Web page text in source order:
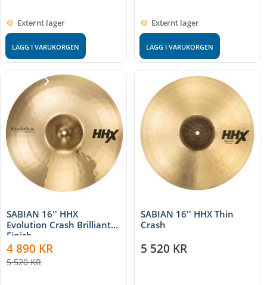
Externt lager
LÄGG I VARUKORGEN
Externt lager
LÄGG I VARUKORGEN
SABIAN 16'' HHX
Evolution Crash Brilliant
Finish
4 890 KR
5 520KR
SABIAN 16'' HHX Thin
Crash
5 520 KR